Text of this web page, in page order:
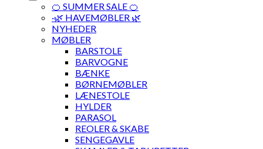
🍊 SUMMER SALE 🍊
·🌿 HAVEMØBLER 🌿
NYHEDER
MØBLER
BARSTOLE
BARVOGNE
BÆNKE
BØRNEMØBLER
LÆNESTOLE
HYLDER
PARASOL
REOLER & SKABE
SENGEGAVLE